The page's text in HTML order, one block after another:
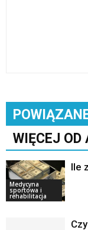
WIĘCEJ OD
Medycyna
sportowa i
rehabilitacja
Ile